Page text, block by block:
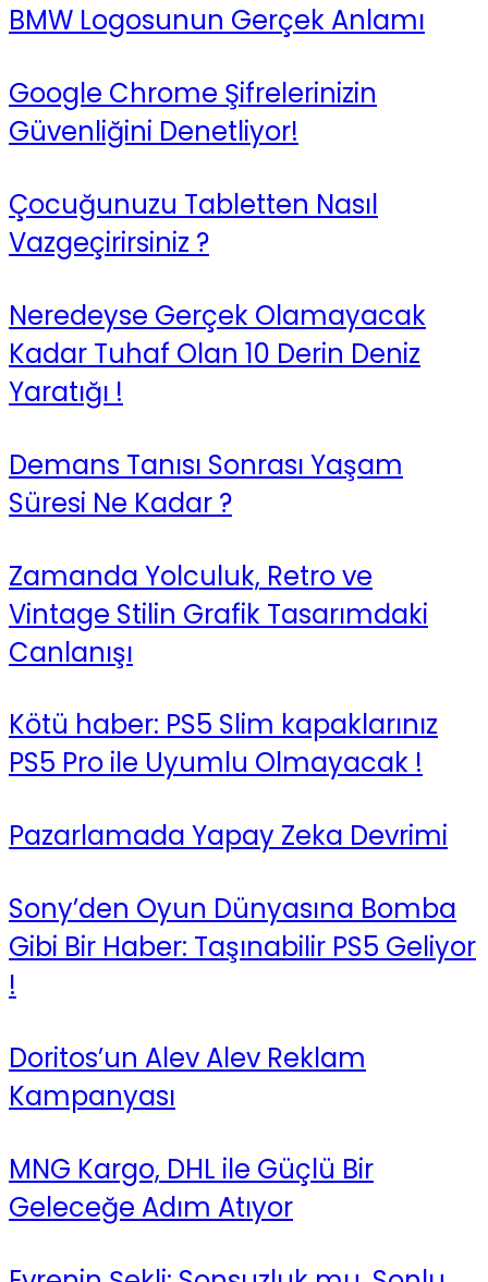
BMW Logosunun Gerçek Anlamı
Google Chrome Şifrelerinizin
Güvenliğini Denetliyor!
Çocuğunuzu Tabletten Nasıl
Vazgeçirirsiniz ?
Neredeyse Gerçek Olamayacak
Kadar Tuhaf Olan 10 Derin Deniz
Yaratığı !
Demans Tanısı Sonrası Yaşam
Süresi Ne Kadar ?
Zamanda Yolculuk, Retro ve
Vintage Stilin Grafik Tasarımdaki
Canlanışı
Kötü haber: PS5 Slim kapaklarınız
PS5 Pro ile Uyumlu Olmayacak !
Pazarlamada Yapay Zeka Devrimi
Sony’den Oyun Dünyasına Bomba
Gibi Bir Haber: Taşınabilir PS5 Geliyor
!
Doritos’un Alev Alev Reklam
Kampanyası
MNG Kargo, DHL ile Güçlü Bir
Geleceğe Adım Atıyor